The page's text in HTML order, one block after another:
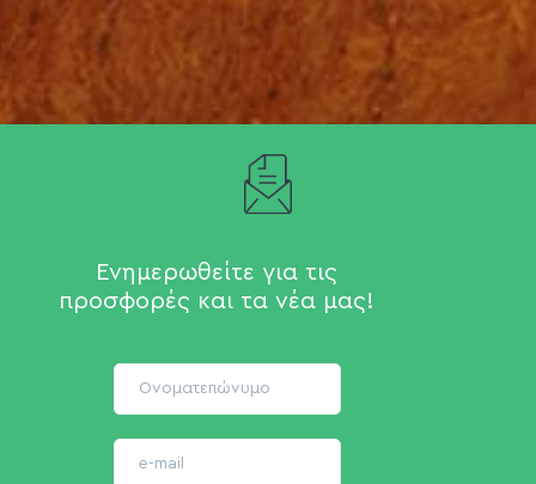
Ενημερωθείτε για τις
προσφορές και τα νέα μας!